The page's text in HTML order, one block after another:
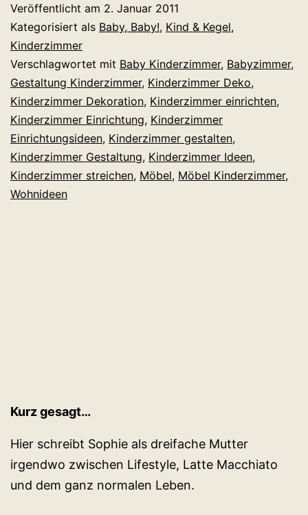
Suchtfaktor
Veröffentlicht am 2. Januar 2011
Kategorisiert als Baby, Baby!, Kind & Kegel,
Kinderzimmer
Verschlagwortet mit Baby Kinderzimmer, Babyzimmer,
Gestaltung Kinderzimmer, Kinderzimmer Deko,
Kinderzimmer Dekoration, Kinderzimmer einrichten,
Kinderzimmer Einrichtung, Kinderzimmer
Einrichtungsideen, Kinderzimmer gestalten,
Kinderzimmer Gestaltung, Kinderzimmer Ideen,
Kinderzimmer streichen, Möbel, Möbel Kinderzimmer,
Wohnideen
Kurz gesagt…
Hier schreibt Sophie als dreifache Mutter
irgendwo zwischen Lifestyle, Latte Macchiato
und dem ganz normalen Leben.